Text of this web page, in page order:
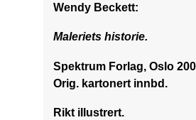
Wendy Beckett:
Maleriets historie.
Spektrum Forlag, Oslo
Orig. kartonert innbd.
Rikt illustrert.